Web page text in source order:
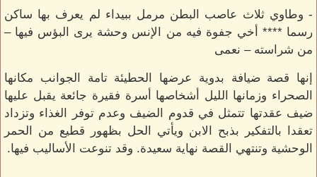
- وطاوي ثلاث عاصب البطن مرمل ببيداء لم يعرف بها ساكن
رسما **** أخي جفوة فيه من الإنس وحشة يرى البؤس فيها –
من شراسته – نعمى
إنها قصة ضيافة بدوية عرضها الحطيئة تامة الجوانب مكانها
الصحراء وزمانها الليل أشخاصها أسرة فقيرة جائعة يقبل عليها
ضيف عقدتها تتمثل في قدوم الضيف وعدم توفر الغذاء وتزداد
تعقدا بالتفكير بذبح الابن ويأتي الحل بظهور قطيع من الحمر
الوحشية وتنتهي القصة نهاية سعيدة. وقد تنوعت الأساليب فيها.